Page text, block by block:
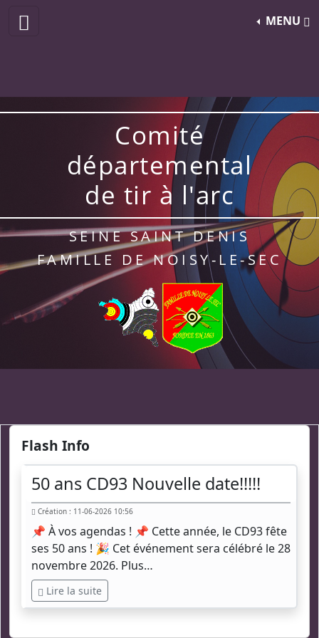
MENU
Comité
départemental
de tir à l'arc
SEINE SAINT DENIS
FAMILLE DE NOISY-LE-SEC
Flash Info
50 ans CD93 Nouvelle date!!!!!
Création : 11-06-2026 10:56
📌 À vos agendas ! 📌 Cette année, le CD93 fête
ses 50 ans ! 🎉 Cet événement sera célébré le 28
novembre 2026. Plus…
Lire la suite